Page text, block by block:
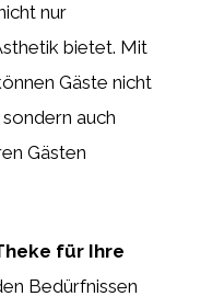
nur
bietet. Mit
Gäste nicht
auch
Gästen
für Ihre
Bedürfnissen